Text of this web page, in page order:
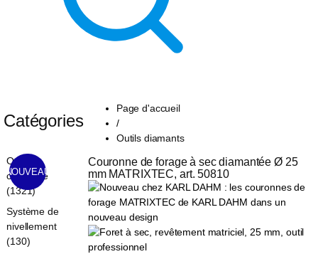
Page d'accueil
/
Outils diamants
Couronne de forage à sec diamantée Ø 25
mm MATRIXTEC, art. 50810
NOUVEAU
Catégories
Outils
carrelage
(1321)
Système de
nivellement
(130)